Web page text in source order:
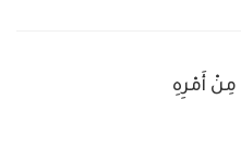
أَمْرِهِ